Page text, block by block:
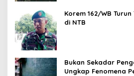
Korem 162/WB
di NTB
Bukan Sekadar
Ungkap Fenomena